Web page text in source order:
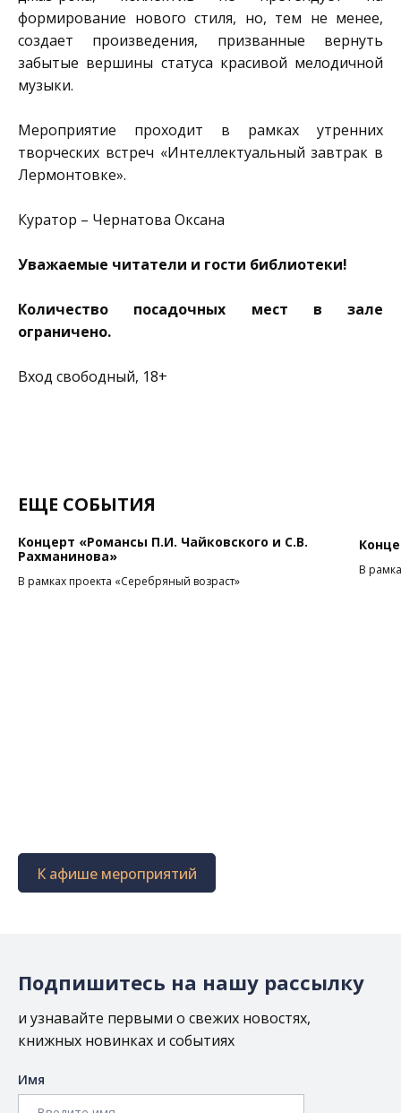
формирование нового стиля, но, тем не менее,
создает произведения, призванные вернуть
забытые вершины статуса красивой мелодичной
музыки.
Мероприятие проходит в рамках утренних
творческих встреч «Интеллектуальный завтрак в
Лермонтовке».
Куратор – Чернатова Оксана
Уважаемые читатели и гости библиотеки!
Количество посадочных мест в зале
ограничено.
Вход свободный, 18+
ЕЩЕ СОБЫТИЯ
Концерт «Романсы П.И. Чайковского и С.В.
Рахманинова»
В рамках проекта «Серебряный возраст»
В
К афише мероприятий
Подпишитесь на нашу рассылку
и узнавайте первыми о свежих новостях,
книжных новинках и событиях
Имя